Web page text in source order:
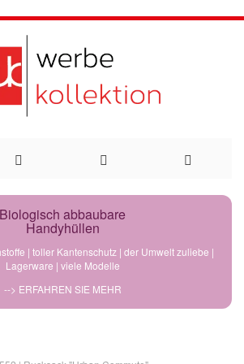
Biologisch abbaubare
Handyhüllen
| toller Kantenschutz | der Umwelt zuliebe |
Lagerware | viele Modelle
--> ERFAHREN SIE MEHR